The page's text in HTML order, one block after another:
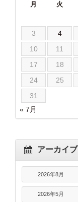
月 火
3
4
10
11
17
18
24
25
31
« 7月
アーカイブ
2026年8月
2026年5月